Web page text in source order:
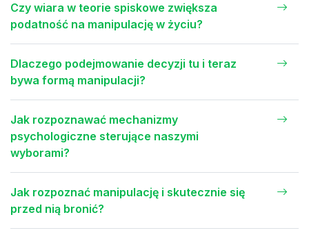
Czy wiara w teorie spiskowe zwiększa
podatność na manipulację w życiu?
Dlaczego podejmowanie decyzji tu i teraz
bywa formą manipulacji?
Jak rozpoznawać mechanizmy
psychologiczne sterujące naszymi
wyborami?
Jak rozpoznać manipulację i skutecznie się
przed nią bronić?